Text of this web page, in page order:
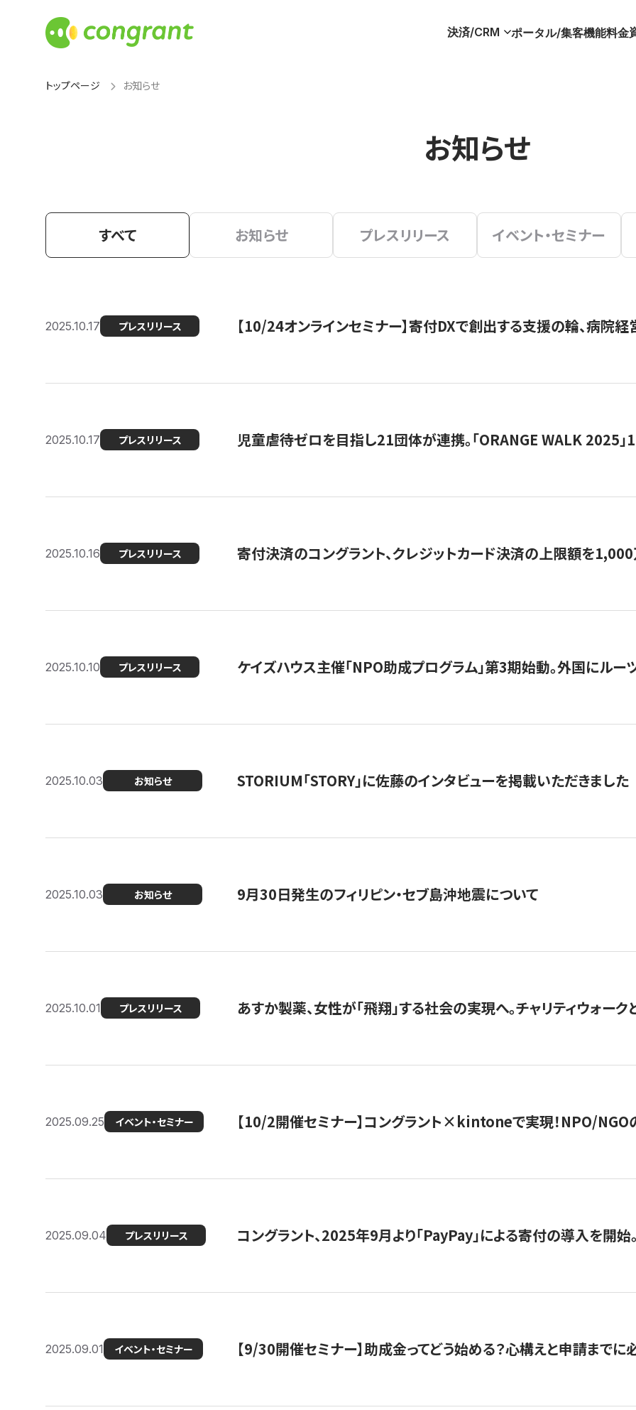
決済/CRM ポータル/集客機能料金
トップページ お知らせ
お知らせ
すべて お知らせ プレスリリース イベント・セミナー
2025.10.17 プレスリリース 【10/24オンラインセミナー】寄付DXで創出する支援の輪、病院
2025.10.17 プレスリリース 児童虐待ゼロを目指し21団体が連携。「ORANGE WALK 2025」
2025.10.16 プレスリリース 寄付決済のコングラント、クレジットカード決済の上限額を
2025.10.10 プレスリリース ケイズハウス主催「NPO助成プログラム」第3期始動。外国にル
2025.10.03 お知らせ STORIUM「STORY」に佐藤のインタビューを掲載いただきました
2025.10.03 お知らせ 9月30日発生のフィリピン・セブ島沖地震について
2025.10.01 プレスリリース あすか製薬、女性が「飛翔」する社会の実現へ。チャリティウォー
2025.09.25 イベント・セミナー 【10/2開催セミナー】コングラント×kintoneで実現！NPO/NGO
2025.09.04 プレスリリース コングラント、2025年9月より「PayPay」による寄付の導入を開始
2025.09.01 イベント・セミナー 【9/30開催セミナー】助成金ってどう始める？心構えと申請まで